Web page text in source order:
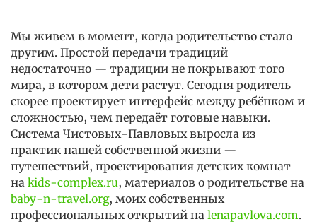
Мы живем в момент, когда родительство стало
другим. Простой передачи традиций
недостаточно — традиции не покрывают того
мира, в котором дети растут. Сегодня родитель
скорее проектирует интерфейс между ребёнком и
сложностью, чем передаёт готовые навыки.
Система Чистовых-Павловых выросла из
практик нашей собственной жизни —
путешествий, проектирования детских комнат
на kids-complex.ru, материалов о родительстве на
baby-n-travel.org, моих собственных
профессиональных открытий на lenapavlova.com.